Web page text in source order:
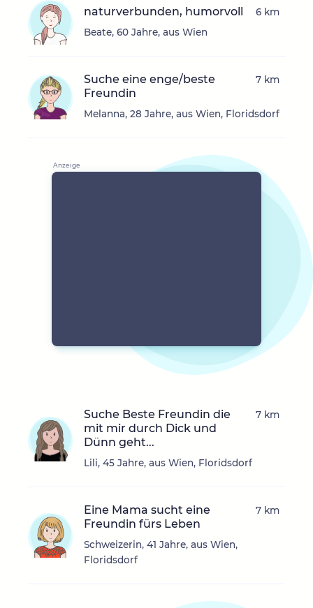
naturverbunden, humorvoll
Beate, 60 Jahre, aus Wien
6 km
Suche eine enge/beste
Freundin
Melanna, 28 Jahre, aus Wien, Floridsdorf
7 km
Suche Beste Freundin die
mit mir durch Dick und
Dünn geht...
Lili, 45 Jahre, aus Wien, Floridsdorf
7 km
Eine Mama sucht eine
Freundin fürs Leben
Schweizerin, 41 Jahre, aus Wien,
Floridsdorf
7 km